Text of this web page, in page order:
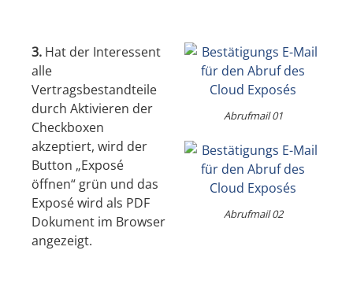
3. Hat der Interessent
alle
Vertragsbestandteile
durch Aktivieren der
Checkboxen
akzeptiert, wird der
Button „Exposé
öffnen“ grün und das
Exposé wird als PDF
Dokument im Browser
angezeigt.
Abrufmail 01
Abrufmail 02